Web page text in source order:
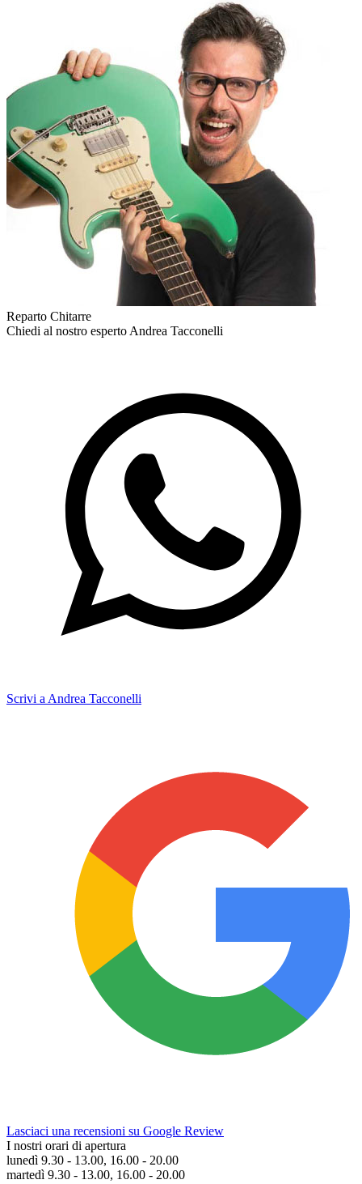
Reparto Chitarre
Chiedi al nostro esperto Andrea Tacconelli
Scrivi a Andrea Tacconelli
Lasciaci una recensioni su Google Review
I nostri orari di apertura
lunedì 9.30 - 13.00, 16.00 - 20.00
martedì 9.30 - 13.00, 16.00 - 20.00